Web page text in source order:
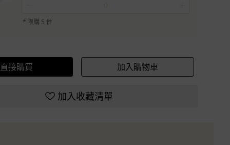
* 限購 5 件
直接購買 加入購物車
加入收藏清單